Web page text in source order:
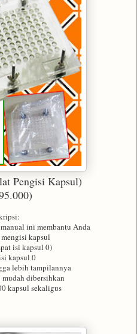
Pengisi Kapsul)
ini membantu Anda
kapsul
isi kapsul 0)
kapsul 0
lebih tampilannya
dibersihkan
kapsul sekaligus